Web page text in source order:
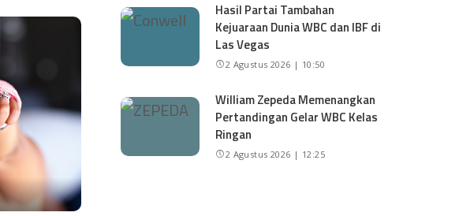
Hasil Partai Tambahan
Kejuaraan Dunia WBC dan IBF di
Las Vegas
2 Agustus 2026 | 10:50
William Zepeda Memenangkan
Pertandingan Gelar WBC Kelas
Ringan
2 Agustus 2026 | 12:25